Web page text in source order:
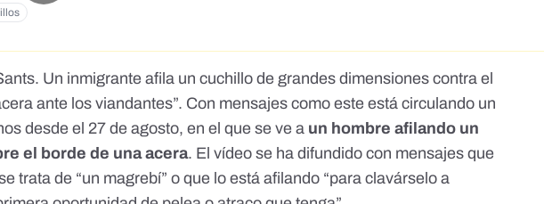
Un inmigrante afila un cuchillo de grandes dimensiones contra el
ante los viandantes”. Con mensajes como este está circulando un
desde el 27 de agosto, en el que se ve a un hombre afilando un
el borde de una acera. El vídeo se ha difundido con mensajes que
trata de “un magrebí” o que lo está afilando “para clavárselo a